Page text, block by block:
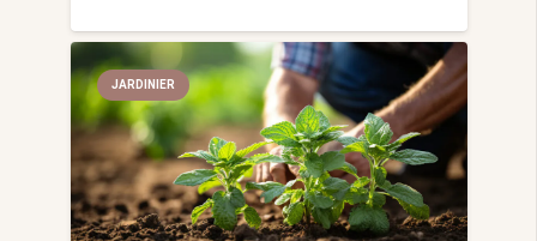
JARDINIER